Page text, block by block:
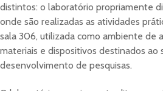
distintos: o laboratório propriamente
onde são realizadas as atividades
sala 306, utilizada como ambiente de
materiais e dispositivos destinados ao
desenvolvimento de pesquisas.